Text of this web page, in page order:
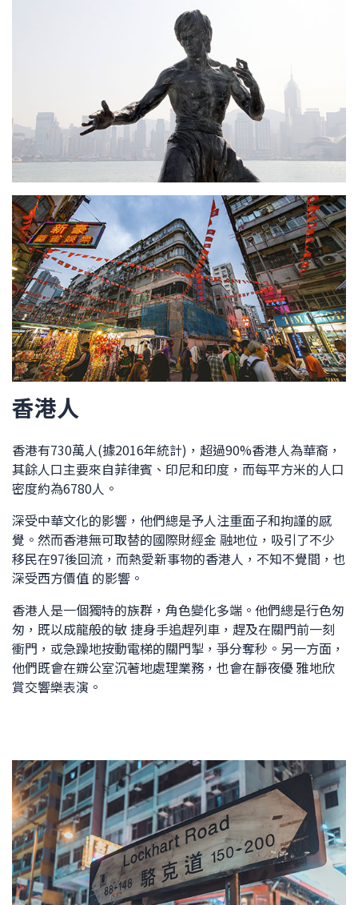
香港人
香港有730萬人(據2016年統計)，超過90%香港人為華裔，
其餘人口主要來自菲律賓、印尼和印度，而每平方米的人口
密度約為6780人。
深受中華文化的影響，他們總是予人注重面子和拘謹的感
覺。然而香港無可取替的國際財經金 融地位，吸引了不少
移民在97後回流，而熱愛新事物的香港人，不知不覺間，也
深受西方價值 的影響。
香港人是一個獨特的族群，角色變化多端。他們總是行色匆
匆，既以成龍般的敏 捷身手追趕列車，趕及在關門前一刻
衝門，或急躁地按動電梯的關門掣，爭分奪秒。另一方面，
他們既會在辧公室沉著地處理業務，也會在靜夜優 雅地欣
賞交響樂表演。